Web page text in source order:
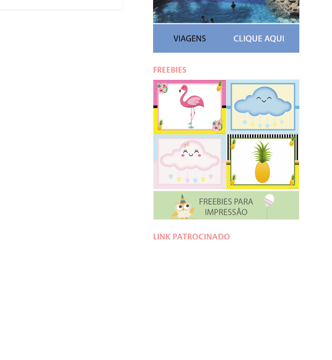
FREEBIES
LINK PATROCINADO